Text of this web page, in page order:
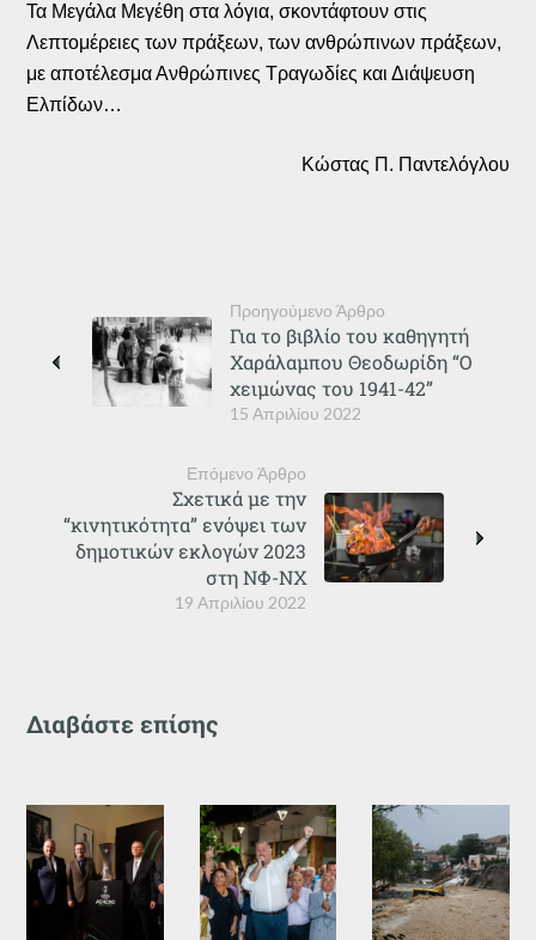
Τα Μεγάλα Μεγέθη στα λόγια, σκοντάφτουν στις
Λεπτομέρειες των πράξεων, των ανθρώπινων πράξεων,
με αποτέλεσμα Ανθρώπινες Τραγωδίες και Διάψευση
Ελπίδων…
Κώστας Π. Παντελόγλου
Προηγούμενο Άρθρο
15 Απριλίου 2022
Για το βιβλίο του καθηγητή
Χαράλαμπου Θεοδωρίδη “Ο
χειμώνας του 1941-42”
Επόμενο Άρθρο
19 Απριλίου 2022
Σχετικά με την
“κινητικότητα” ενόψει των
δημοτικών εκλογών 2023
στη ΝΦ-ΝΧ
Διαβάστε επίσης